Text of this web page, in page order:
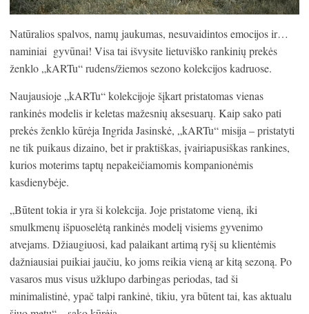
Natūralios spalvos, namų jaukumas, nesuvaidintos emocijos ir…
naminiai gyvūnai! Visa tai išvysite lietuviško rankinių prekės
ženklo „kARTu“ rudens/žiemos sezono kolekcijos kadruose.
Naujausioje „kARTu“ kolekcijoje šįkart pristatomas vienas
rankinės modelis ir keletas mažesnių aksesuarų. Kaip sako pati
prekės ženklo kūrėja Ingrida Jasinskė, „kARTu“ misija – pristatyti
ne tik puikaus dizaino, bet ir praktiškas, įvairiapusiškas rankines,
kurios moterims taptų nepakeičiamomis kompanionėmis
kasdienybėje.
„Būtent tokia ir yra ši kolekcija. Joje pristatome vieną, iki
smulkmenų išpuoselėtą rankinės modelį visiems gyvenimo
atvejams. Džiaugiuosi, kad palaikant artimą ryšį su klientėmis
dažniausiai puikiai jaučiu, ko joms reikia vieną ar kitą sezoną. Po
vasaros mus visus užklupo darbingas periodas, tad ši
minimalistinė, ypač talpi rankinė, tikiu, yra būtent tai, kas aktualu